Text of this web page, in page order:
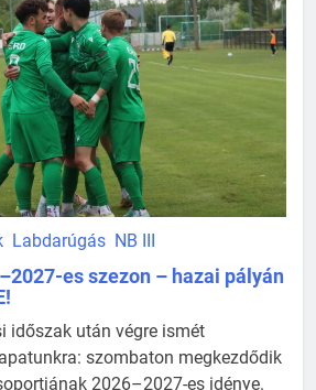
Labdarúgás NB III
es szezon – hazai pályán
időszak után végre ismét
szombaton megkezdődik
2026–2027-es idénye.